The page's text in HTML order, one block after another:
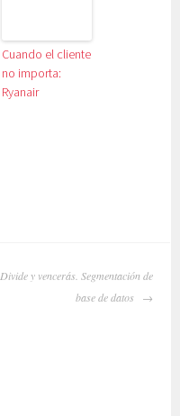
Cuando el cliente
no importa:
Ryanair
Divide y vencerás. Segmentación de
base de datos